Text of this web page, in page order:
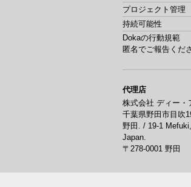
プロジェクト管理
持続可能性
Dokaの行動規範
匿名でご報告くだ
代理店
株式会社 ディー・
千葉県野田市目吹
野田. / 19-1
Japan.
〒278-0001 野田